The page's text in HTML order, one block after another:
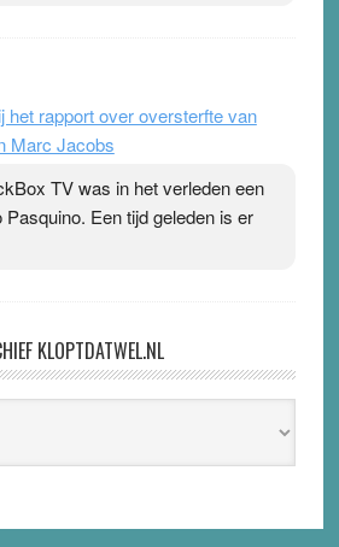
het rapport over oversterfte van
Marc Jacobs
TV was in het verleden een
Een tijd geleden is er
KLOPTDATWEL.NL